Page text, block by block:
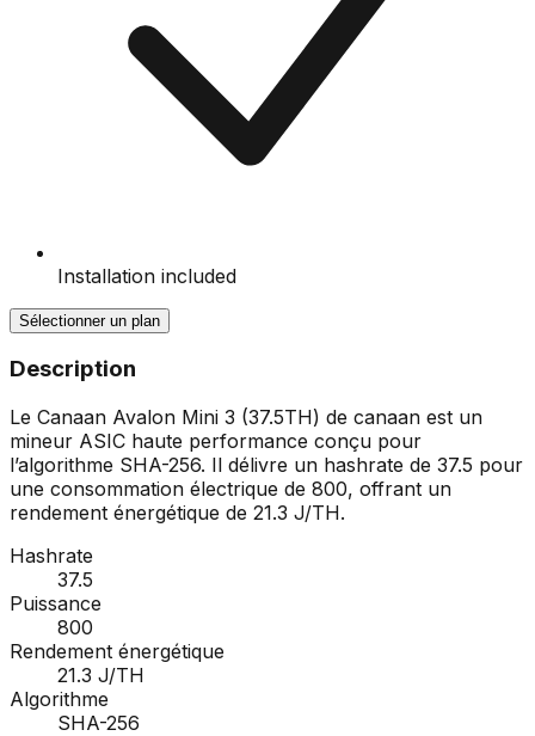
Installation included
Sélectionner un plan
Description
Le Canaan Avalon Mini 3 (37.5TH) de canaan est un
mineur ASIC haute performance conçu pour
l’algorithme SHA-256. Il délivre un hashrate de 37.5 pour
une consommation électrique de 800, offrant un
rendement énergétique de 21.3 J/TH.
Hashrate
37.5
Puissance
800
Rendement énergétique
21.3 J/TH
Algorithme
SHA-256